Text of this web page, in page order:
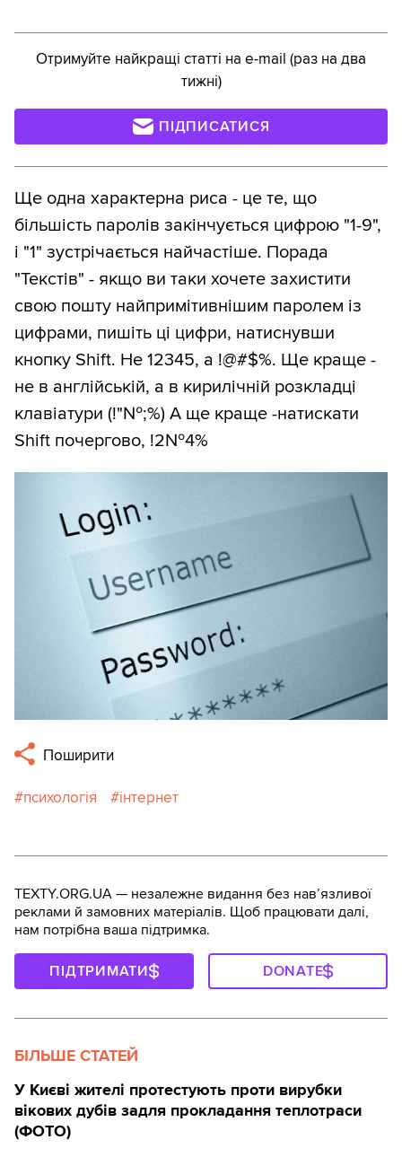
Отримуйте найкращі статті на e-mail (раз на два
тижні)
ПІДПИСАТИСЯ
Ще одна характерна риса - це те, що
більшість паролів закінчується цифрою "1-9",
і "1" зустрічається найчастіше. Порада
"Текстів" - якщо ви таки хочете захистити
свою пошту найпримітивнішим паролем із
цифрами, пишіть ці цифри, натиснувши
кнопку Shift. Не 12345, а !@#$%. Ще краще -
не в англійській, а в кирилічній розкладці
клавіатури (!"№;%) А ще краще -натискати
Shift почергово, !2№4%
Поширити
психологія інтернет
TEXTY.ORG.UA — незалежне видання без навʼязливої
реклами й замовних матеріалів. Щоб працювати далі,
нам потрібна ваша підтримка.
ПІДТРИМАТИ DONATE
БІЛЬШЕ СТАТЕЙ
У Києві жителі протестують проти вирубки
вікових дубів задля прокладання теплотраси
(ФОТО)